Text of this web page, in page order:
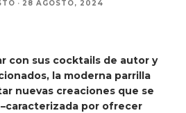
· 28 AGOSTO, 2024
con sus cocktails de autor y
la moderna parrilla
nuevas creaciones que se
por ofrecer